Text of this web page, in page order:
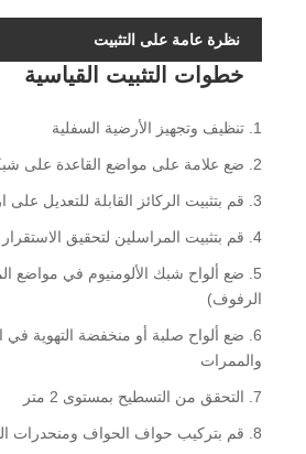
نظرة عامة على التثبيت
خطوات التثبيت القياسية
1. تنظيف وتجهيز الأرضية السفلية
2. ضع علامة على مواضع القاعدة على شبكة 600×600 مم
3. قم بتثبيت الركائز القابلة للتعديل على ارتفاع التصميم
4. قم بتثبيت المراسلين لتحقيق الاستقرار الجانبي إذا لزم الأمر
5. ضع ألواح شبك الألومنيوم في مواضع
الرفوف)
6. ضع ألواح صلبة أو منخفضة التهوية في
والممرات
7. التحقق من التسطيح بمستوى 2 متر
8. قم بتركيب حواف الحواف ومنحدرات الوصول